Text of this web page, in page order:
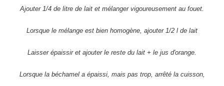
Ajouter 1/4 de litre de lait et mélanger vigoureusement au fouet.
Lorsque le mélange est bien homogène, ajouter 1/2 l de lait
Laisser épaissir et ajouter le reste du lait + le jus d'orange.
Lorsque la béchamel a épaissi, mais pas trop, arrêté la cuisson,